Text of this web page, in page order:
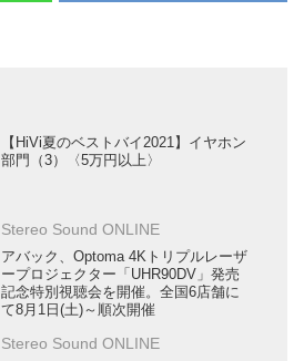
【HiVi夏のベストバイ2021】イヤホン
部門（3）〈5万円以上〉
Stereo Sound ONLINE
アバック、Optoma 4Kトリプルレーザ
ープロジェクター「UHR90DV」発売
記念特別視聴会を開催。全国6店舗に
て8月1日(土)～順次開催
Stereo Sound ONLINE